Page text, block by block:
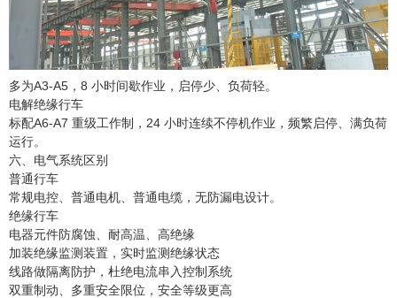
多为A3-A5，8 小时间歇作业，启停少、负荷轻。
电解绝缘行车
标配A6-A7 重级工作制，24 小时连续不停机作业，频繁启停、满负荷
运行。
六、电气系统区别
普通行车
常规电控、普通电机、普通电缆，无防漏电设计。
绝缘行车
电器元件防腐蚀、耐高温、高绝缘
加装绝缘监测装置，实时监测绝缘状态
线路做隔离防护，杜绝电流串入控制系统
双重制动、多重安全限位，安全等级更高